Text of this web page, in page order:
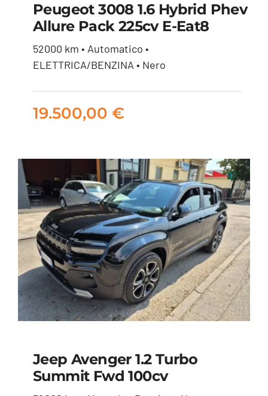
Peugeot 3008 1.6
hybrid phev Allure
19.500,00
Peugeot 3008 1.6 Hybrid Phev
Allure Pack 225cv E-Eat8
52000 km • Automatico •
ELETTRICA/BENZINA • Nero
19.500,00 €
Jeep Avenger 1.2
Jeep Avenger 1.2 Turbo
Summit Fwd 100cv